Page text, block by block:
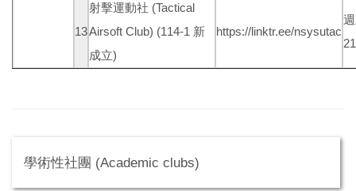
13
射擊運動社 (Tactical
Airsoft Club) (114-1 新
成立)
https://linktr.ee/nsysutac
學術性社團 (Academic clubs)